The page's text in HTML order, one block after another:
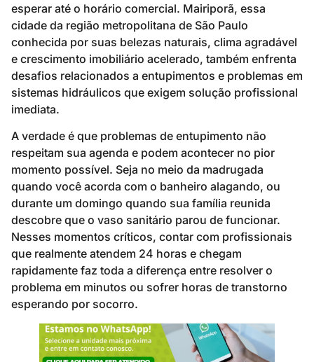
esperar até o horário comercial. Mairiporã, essa
cidade da região metropolitana de São Paulo
conhecida por suas belezas naturais, clima agradável
e crescimento imobiliário acelerado, também enfrenta
desafios relacionados a entupimentos e problemas em
sistemas hidráulicos que exigem solução profissional
imediata.
A verdade é que problemas de entupimento não
respeitam sua agenda e podem acontecer no pior
momento possível. Seja no meio da madrugada
quando você acorda com o banheiro alagando, ou
durante um domingo quando sua família reunida
descobre que o vaso sanitário parou de funcionar.
Nesses momentos críticos, contar com profissionais
que realmente atendem 24 horas e chegam
rapidamente faz toda a diferença entre resolver o
problema em minutos ou sofrer horas de transtorno
esperando por socorro.